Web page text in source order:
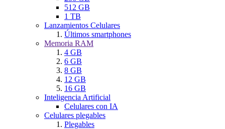
512 GB
1 TB
Lanzamientos Celulares
Últimos smartphones
Memoria RAM
4 GB
6 GB
8 GB
12 GB
16 GB
Inteligencia Artificial
Celulares con IA
Celulares plegables
Plegables